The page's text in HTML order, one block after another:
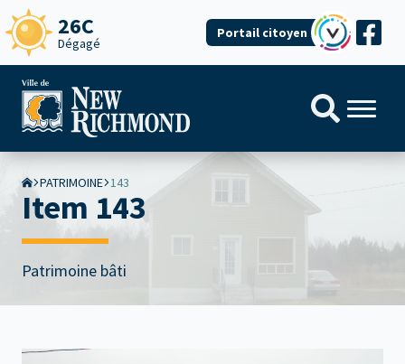
26C
Dégagé
Portail citoyen
PATRIMOINE 143
Item 143
Patrimoine bâti